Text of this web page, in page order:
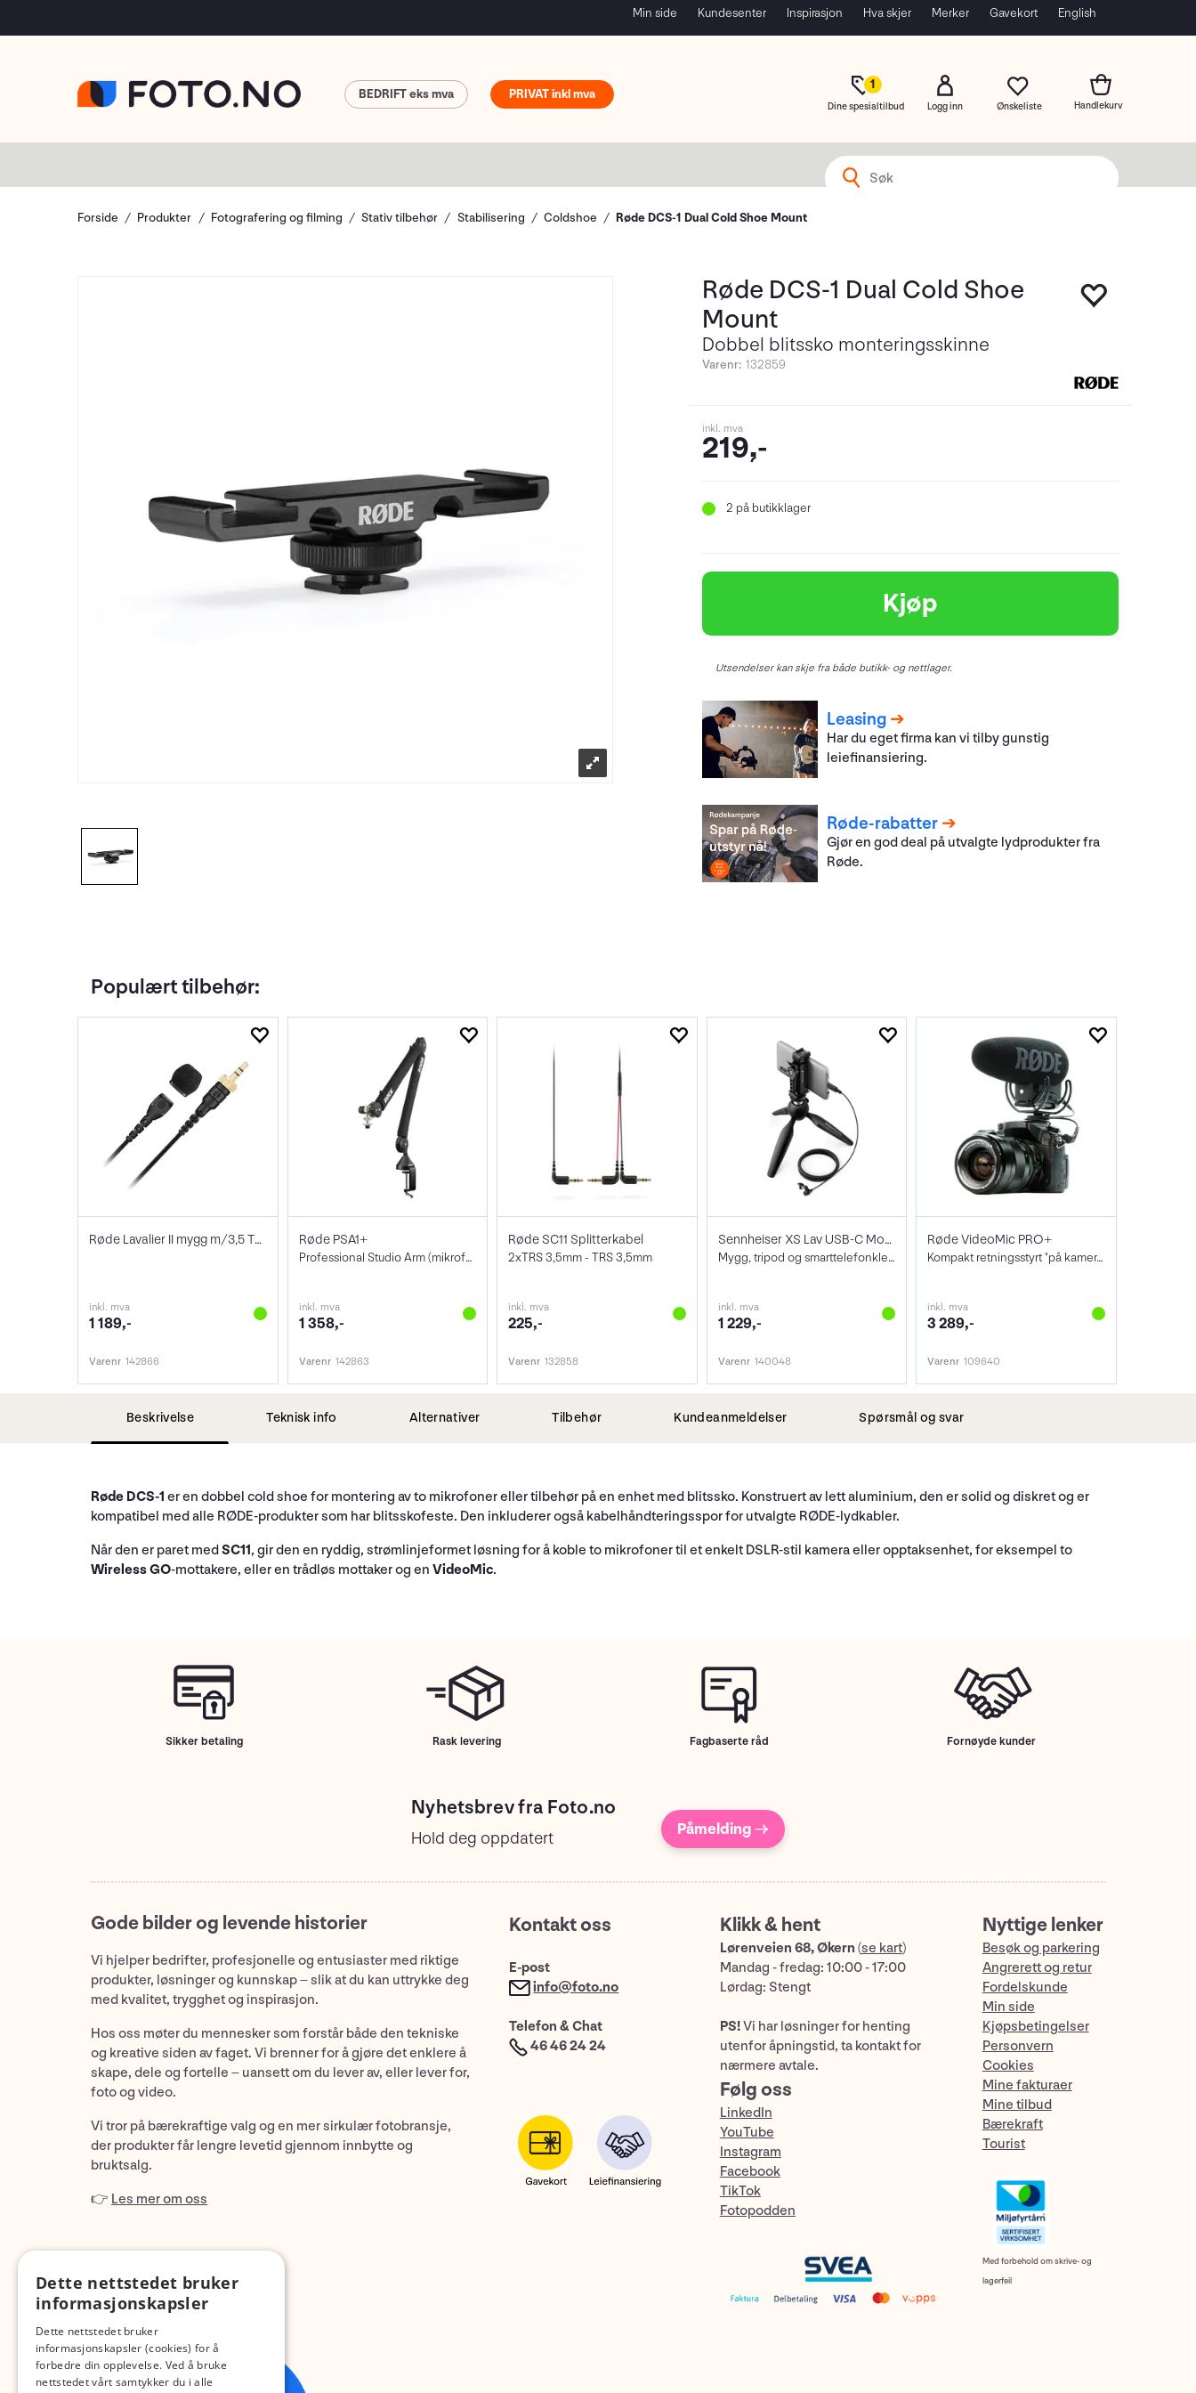
Min side Kundesenter Inspirasjon Hva skjer Merker Gavekort English
1
Dine spesialtilbud Logg inn
PRIVAT
BEDRIFT
Forside Produkter Fotografering og filming Stativ tilbehør Stabilisering Coldshoe Røde DCS-1 Dual Cold Shoe Mount
Røde DCS-1 Dual Cold Shoe
Mount
Dobbel blitssko monteringsskinne
Varenr: 132859
inkl. mva
219,-
2 på butikklager
Kjøp
Utsendelser kan skje fra både butikk- og nettlager.
Leasing
Har du eget firma kan vi tilby gunstig
leiefinansiering.
Røde-rabatter
Gjør en god deal på utvalgte lydprodukter fra
Røde.
Populært tilbehør:
Røde Lavalier II mygg m/3,5 TRS kontakt
inkl. mva
1 189,-
Varenr 142866
Røde PSA1+
Professional Studio Arm (mikrofonstativ)
inkl. mva
1 358,-
Varenr 142863
Røde SC11 Splitterkabel
2xTRS 3,5mm - TRS 3,5mm
inkl. mva
225,-
Varenr 132858
Sennheiser XS Lav USB-C Mobile Kit
Mygg, tripod og smarttelefonklemme.
inkl. mva
1 229,-
Varenr 140048
Røde VideoMic PRO+
Kompakt retningsstyrt "på kamera" mik
inkl. mva
3 289,-
Varenr 109640
Beskrivelse Teknisk info Alternativer Tilbehør Kundeanmeldelser Spørsmål og svar
Røde DCS-1 er en dobbel cold shoe for montering av to mikrofoner eller tilbehør på en enhet med blitssko. Konstruert av lett aluminium, den er solid og diskret og er
kompatibel med alle RØDE-produkter som har blitsskofeste. Den inkluderer også kabelhåndteringsspor for utvalgte RØDE-lydkabler.
Når den er paret medSC11, gir den en ryddig, strømlinjeformet løsning for å koble to mikrofoner til et enkelt DSLR-stil kamera eller opptaksenhet, for eksempel to
Wireless GO-mottakere, eller en trådløs mottaker og en VideoMic.
Sikker betaling Rask levering Fagbaserte råd Fornøyde kunder
Nyhetsbrev fra Foto.no
Hold deg oppdatert Påmelding →
Gode bilder og levende historier
Vi hjelper bedrifter, profesjonelle og entusiaster med riktige
produkter, løsninger og kunnskap – slik at du kan uttrykke deg
med kvalitet, trygghet og inspirasjon.
Hos oss møter du mennesker som forstår både den tekniske
og kreative siden av faget. Vi brenner for å gjøre det enklere å
skape, dele og fortelle – uansett om du lever av, eller lever for,
foto og video.
Vi tror på bærekraftige valg og en mer sirkulær fotobransje,
der produkter får lengre levetid gjennom innbytte og
bruktsalg.
👉 Les mer om oss
Kontakt oss
E-post
info@foto.no
Telefon & Chat
46 46 24 24
Klikk & hent
Lørenveien 68, Økern (se kart)
Mandag - fredag: 10:00 - 17:00
Lørdag: Stengt
PS!Vi har løsninger for henting
utenfor åpningstid, ta kontakt for
nærmere avtale.
Følg oss
LinkedIn
YouTube
Instagram
Facebook
TikTok
Fotopodden
Nyttige lenker
Besøk og parkering
Angrerett og retur
Fordelskunde
Min side
Kjøpsbetingelser
Personvern
Cookies
Mine fakturaer
Mine tilbud
Bærekraft
Tourist
Med forbehold om skrive- og
lagerfeil
Dette nettstedet bruker
informasjonskapsler
Dette nettstedet bruker
informasjonskapsler (cookies) for å
forbedre din opplevelse. Ved å bruke
nettstedet vårt samtykker du i alle